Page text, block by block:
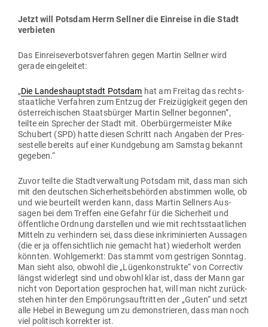
Jetzt will Potsdam Herrn Sellner die Ein­reise in die Stadt
verbieten
Das Ein­rei­se­ver­bots­ver­fahren gegen Martin Sellner wird
gerade eingeleitet:
„Die Lan­des­haupt­stadt Potsdam hat am Freitag das rechts­
staat­liche Ver­fahren zum Entzug der Frei­zü­gigkeit gegen den
öster­rei­chi­schen Staats­bürger Martin Sellner begonnen”,
teilte ein Sprecher der Stadt mit. Ober­bür­ger­meister Mike
Schubert (SPD) hatte diesen Schritt nach Angaben der Pres­
se­stelle bereits auf einer Kund­gebung am Samstag bekannt
gegeben.“
Zuvor teilte die Stadt­ver­waltung Potsdam mit, dass man sich
mit den deut­schen Sicher­heits­be­hörden abstimmen wolle, ob
und wie beur­teilt werden kann, dass Martin Sellners Aus­
sagen bei dem Treffen eine Gefahr für die Sicherheit und
öffent­liche Ordnung dar­stellen und wie mit rechts­staat­lichen
Mitteln zu ver­hindern sei, dass diese inkri­mi­nierten Aus­sagen
(die er ja offen­sichtlich nie gemacht hat) wie­derholt werden
könnten. Wohl­ge­merkt: Das stammt vom gest­rigen Sonntag.
Man sieht also, obwohl die „Lügen­kon­strukte“ von Cor­rectiv
längst widerlegt sind und obwohl klar ist, dass der Mann gar
nicht von Depor­tation gesprochen hat, will man nicht zurück­
stehen hinter den Empö­rungs­auf­tritten der „Guten“ und setzt
alle Hebel in Bewegung um zu demons­trieren, dass man noch
viel poli­tisch kor­rekter ist.